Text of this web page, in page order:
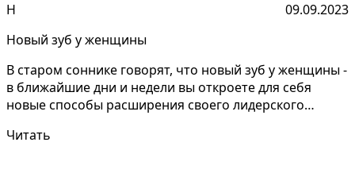
Н
09.09.2023
Новый зуб у женщины
В старом соннике говорят, что новый зуб у женщины -
в ближайшие дни и недели вы откроете для себя
новые способы расширения своего лидерского
Читать